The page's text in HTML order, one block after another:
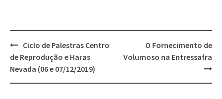
Post
navigation
Ciclo de Palestras Centro
de Reprodução e Haras
Nevada (06 e 07/12/2019)
O Fornecimento de
Volumoso na Entressafra